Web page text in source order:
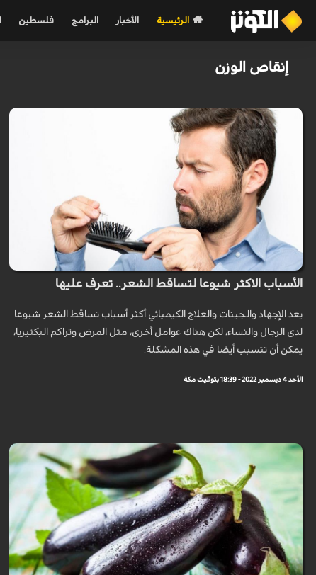
الرئيسية الأخبار البرامج فلسطين
إنقاص الوزن
الأسباب الاكثر شيوعا لتساقط الشعر.. تعرف عليها
يعد الإجهاد والجينات والعلاج الكيميائي أكثر أسباب تساقط الشعر شيوعا
لدى الرجال والنساء، لكن هناك عوامل أخرى، مثل المرض وتراكم البكتيريا،
يمكن أن تتسبب أيضا في هذه المشكلة.
الأحد 4 ديسمبر 2022 - 18:39 بتوقيت مكة